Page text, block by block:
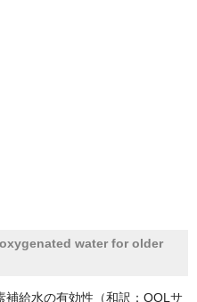
water for older
補給水の有効性（和訳：QOLサ